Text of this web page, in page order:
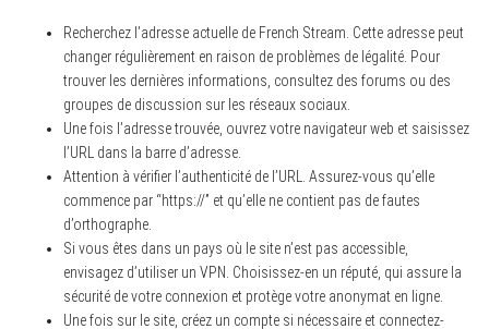
Recherchez l’adresse actuelle de French Stream. Cette adresse peut
changer régulièrement en raison de problèmes de légalité. Pour
trouver les dernières informations, consultez des forums ou des
groupes de discussion sur les réseaux sociaux.
Une fois l’adresse trouvée, ouvrez votre navigateur web et saisissez
l’URL dans la barre d’adresse.
Attention à vérifier l’authenticité de l’URL. Assurez-vous qu’elle
commence par “https://” et qu’elle ne contient pas de fautes
d’orthographe.
Si vous êtes dans un pays où le site n’est pas accessible,
envisagez d’utiliser un VPN. Choisissez-en un réputé, qui assure la
sécurité de votre connexion et protège votre anonymat en ligne.
Une fois sur le site, créez un compte si nécessaire et connectez-